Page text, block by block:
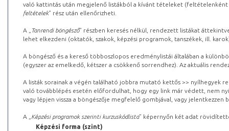
való kattintás után megjelenő listákból a kívánt tételeket (feltételenként
feltételek” rész után ellenőrizheti.
A „ Tanrendi böngésző” részben keresés nélkül, rendezett listákat
lehet elkezdeni (oktatók, szakok, képzési programok, tanszékek, ill.
A böngésző és a kereső többoszlopos eredménylistái általában a
(egyszer az emelkedő, kétszer a csökkenő sorrendhez). Az aktuális
A listák sorainak a végén található jobbra mutató kettős >> nyílhegyek
való továbblépés esetén előfordulhat, hogy egy link már védett, nem
vagy lépjen vissza a böngészője megfelelő gombjával, vagy
A „ Képzési programok szerinti kurzuskódlista” képernyőn két adat
Képzési forma (szint)